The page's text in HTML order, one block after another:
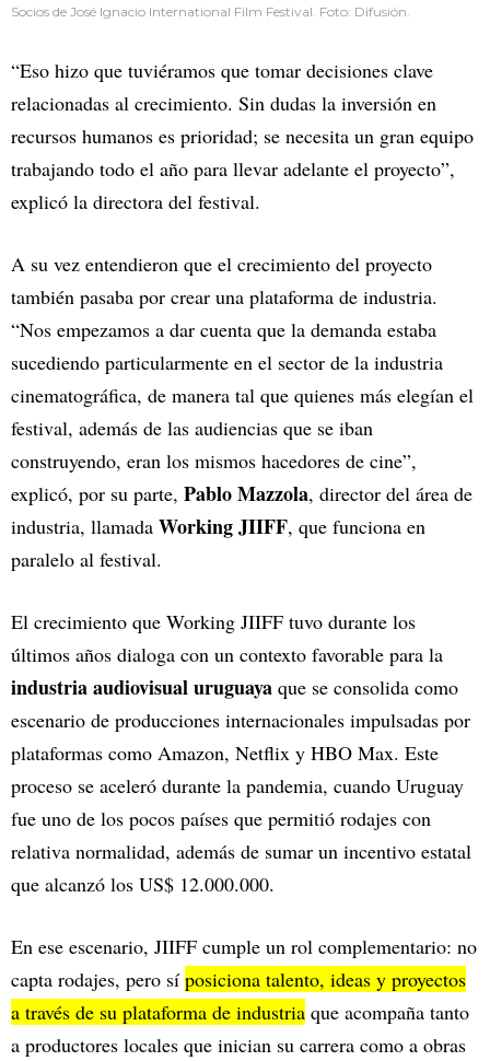
Socios de José Ignacio International Film Festival. Foto: Difusión.
“Eso hizo que tuviéramos que tomar decisiones clave
relacionadas al crecimiento. Sin dudas la inversión en
recursos humanos es prioridad; se necesita un gran equipo
trabajando todo el año para llevar adelante el proyecto”,
explicó la directora del festival.
A su vez entendieron que el crecimiento del proyecto
también pasaba por crear una plataforma de industria.
“Nos empezamos a dar cuenta que la demanda estaba
sucediendo particularmente en el sector de la industria
cinematográfica, de manera tal que quienes más elegían el
festival, además de las audiencias que se iban
construyendo, eran los mismos hacedores de cine”,
explicó, por su parte, Pablo Mazzola, director del área de
industria, llamada Working JIIFF, que funciona en
paralelo al festival.
El crecimiento que Working JIIFF tuvo durante los
últimos años dialoga con un contexto favorable para la
industria audiovisual uruguaya que se consolida como
escenario de producciones internacionales impulsadas por
plataformas como Amazon, Netflix y HBO Max. Este
proceso se aceleró durante la pandemia, cuando Uruguay
fue uno de los pocos países que permitió rodajes con
relativa normalidad, además de sumar un incentivo estatal
que alcanzó los US$ 12.000.000.
En ese escenario, JIIFF cumple un rol complementario: no
capta rodajes, pero sí posiciona talento, ideas y proyectos
a través de su plataforma de industria que acompaña tanto
a productores locales que inician su carrera como a obras